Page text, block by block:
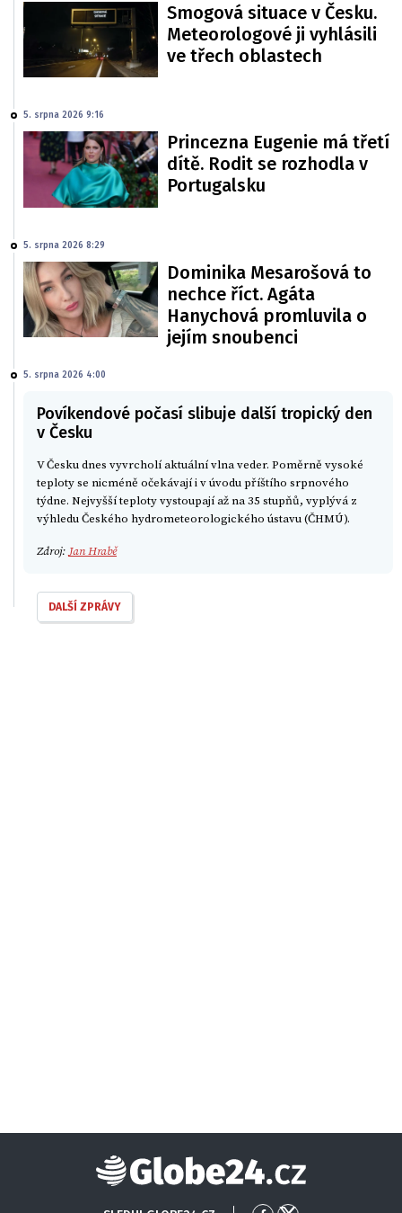
Smogová situace v Česku.
Meteorologové ji vyhlásili
ve třech oblastech
5. srpna 2026 9:16
Princezna Eugenie má třetí
dítě. Rodit se rozhodla v
Portugalsku
5. srpna 2026 8:29
Dominika Mesarošová to
nechce říct. Agáta
Hanychová promluvila o
jejím snoubenci
5. srpna 2026 4:00
Povíkendové počasí slibuje další tropický den
v Česku
V Česku dnes vyvrcholí aktuální vlna veder. Poměrně vysoké
teploty se nicméně očekávají i v úvodu příštího srpnového
týdne. Nejvyšší teploty vystoupají až na 35 stupňů, vyplývá z
výhledu Českého hydrometeorologického ústavu (ČHMÚ).
Zdroj: Jan Hrabě
DALŠÍ ZPRÁVY
Globe24